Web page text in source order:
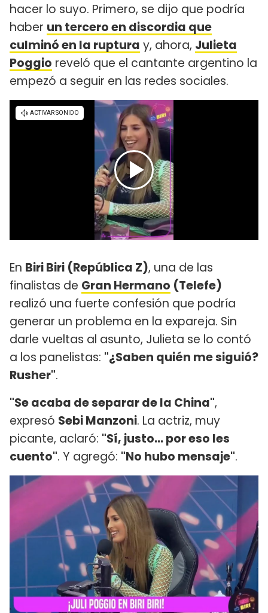
hacer lo suyo. Primero, se dijo que podría
haber un tercero en discordia que
culminó en la ruptura y, ahora, Julieta
Poggio reveló que el cantante argentino la
empezó a seguir en las redes sociales.
En Biri Biri (República Z), una de las
finalistas de Gran Hermano (Telefe)
realizó una fuerte confesión que podría
generar un problema en la expareja. Sin
darle vueltas al asunto, Julieta se lo contó
a los panelistas: "¿Saben quién me siguió?
Rusher".
"Se acaba de separar de la China",
expresó Sebi Manzoni. La actriz, muy
picante, aclaró: "Sí, justo... por eso les
cuento". Y agregó: "No hubo mensaje".